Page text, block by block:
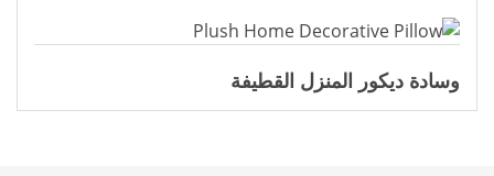
وسادة ديكور المنزل القطيفة